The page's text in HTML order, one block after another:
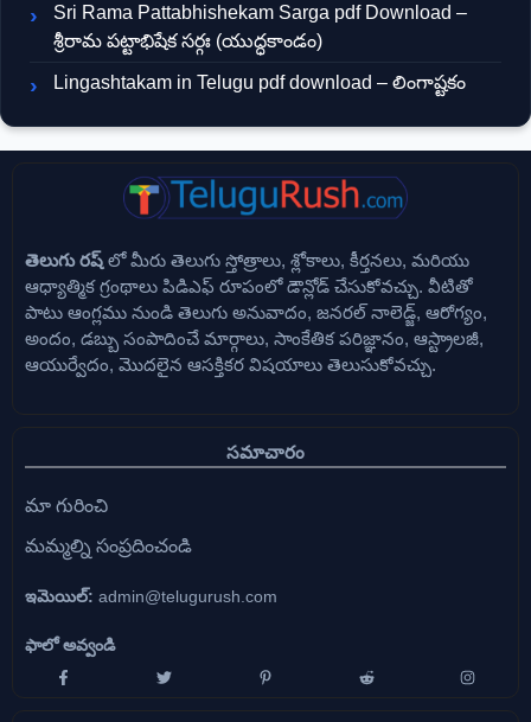
Sri Rama Pattabhishekam Sarga pdf Download –
శ్రీరామ పట్టాభిషేక సర్గః (యుద్ధకాండం)
Lingashtakam in Telugu pdf download – లింగాష్టకం
తెలుగు రష్ లో మీరు తెలుగు స్తోత్రాలు, శ్లోకాలు, కీర్తనలు, మరియు
ఆధ్యాత్మిక గ్రంథాలు పిడిఎఫ్ రూపంలో డౌన్లోడ్ చేసుకోవచ్చు. వీటితో
పాటు ఆంగ్లము నుండి తెలుగు అనువాదం, జనరల్ నాలెడ్జ్, ఆరోగ్యం,
అందం, డబ్బు సంపాదించే మార్గాలు, సాంకేతిక పరిజ్ఞానం, ఆస్ట్రాలజీ,
ఆయుర్వేదం, మొదలైన ఆసక్తికర విషయాలు తెలుసుకోవచ్చు.
సమాచారం
మా గురించి
మమ్మల్ని సంప్రదించండి
ఇమెయిల్: admin@telugurush.com
ఫాలో అవ్వండి